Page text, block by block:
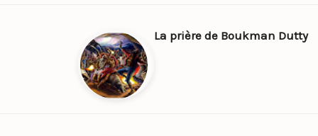
La prière de Boukman Dutty